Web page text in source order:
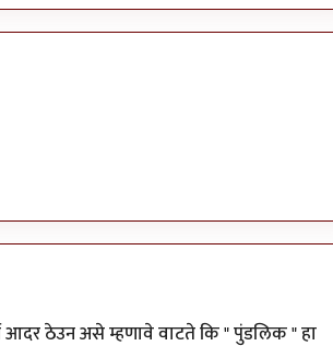
आदर ठेउन असे म्हणावे वाटते कि " पुंडलिक " हा